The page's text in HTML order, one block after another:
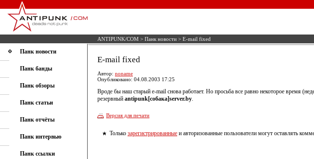
ANTIPUNK/COM > Панк новости > E-mail fixed
Панк новости
Панк банды
Панк обзоры
Панк статьи
Панк отчёты
Панк интервью
Панк ссылки
E-mail fixed
Автор: noname
Опубликовано: 04.08.2003 17:25
Вроде бы наш старый e-mail снова работает. Но просьба все равно некоторое время
резервный antipunk[собака]server.by.
Версия для печати
Только зарегистрированные и авторизованные пользователи могут оставлять